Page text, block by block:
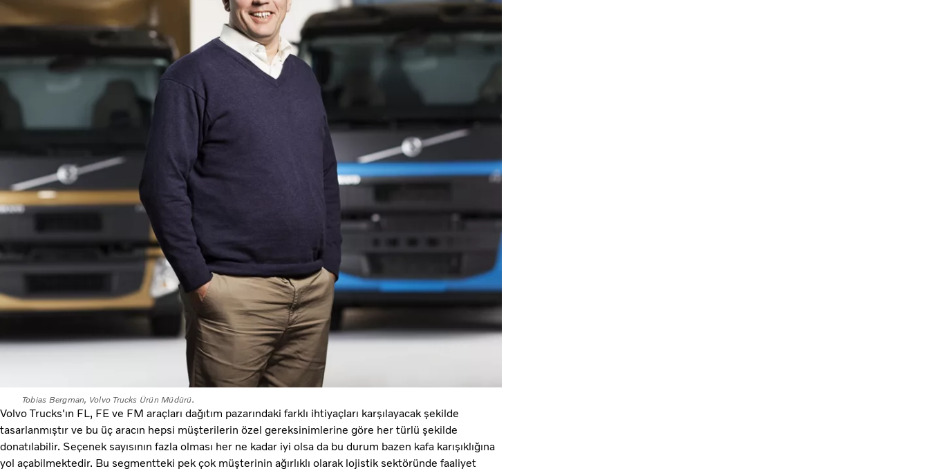
Tobias Bergman, Volvo Trucks Ürün Müdürü.
Volvo Trucks'ın FL, FE ve FM araçları dağıtım pazarındaki farklı ihtiyaçları karşılayacak şekilde
tasarlanmıştır ve bu üç aracın hepsi müşterilerin özel gereksinimlerine göre her türlü şekilde
donatılabilir. Seçenek sayısının fazla olması her ne kadar iyi olsa da bu durum bazen kafa karışıklığına
yol açabilmektedir. Bu segmentteki pek çok müşterinin ağırlıklı olarak lojistik sektöründe faaliyet